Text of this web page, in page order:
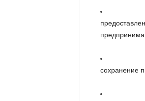
сохранение